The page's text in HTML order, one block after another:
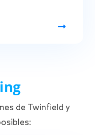
de Twinfield y